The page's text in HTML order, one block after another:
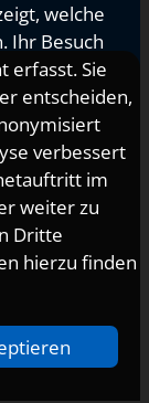
welche
Ihr Besuch
erfasst. Sie
entscheiden,
verbessert
im
weiter zu
Dritte
hierzu finden